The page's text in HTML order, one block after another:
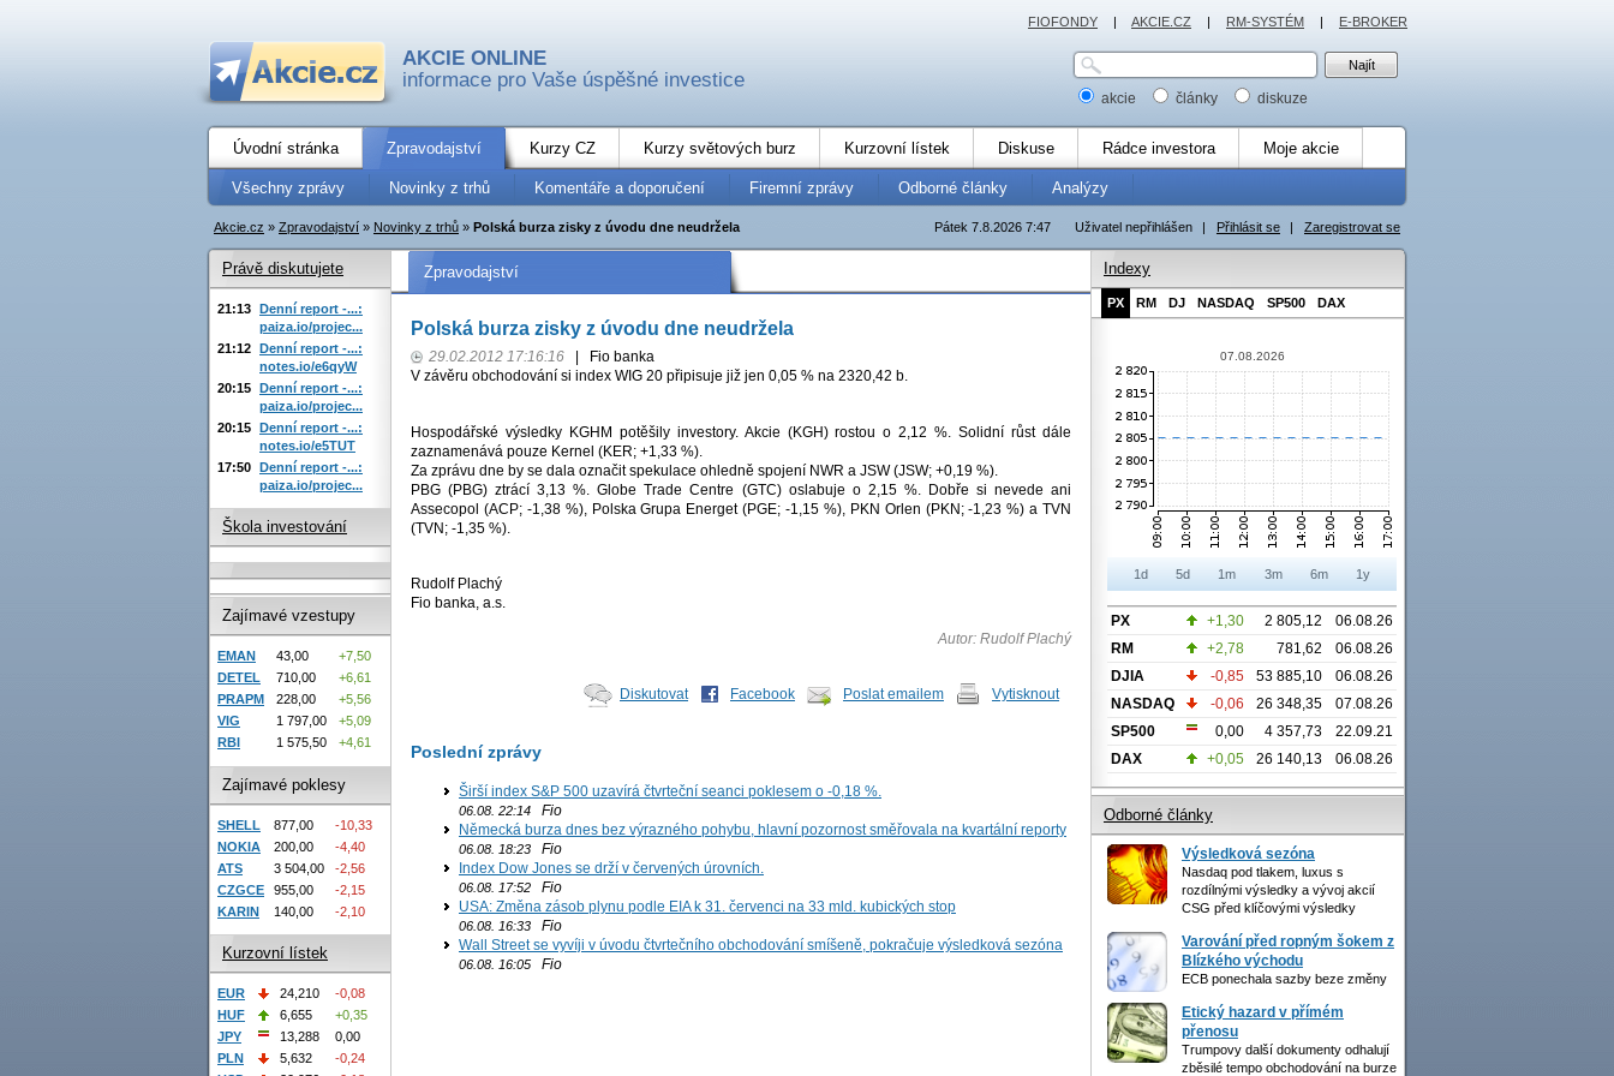
AKCIE ONLINE
informace pro Vaše úspěšné investice
akcie články diskuze
Úvodní stránka Zpravodajství Kurzy CZ Kurzy světových burz Kurzovní lístek Diskuse Rádce investora Moje akcie
Všechny zprávy Novinky z trhů Komentáře a doporučení Firemní zprávy Odborné články Analýzy
Uživatel nepřihlášen | Přihlásit se | Zaregistrovat se
Pátek 7.8.2026 7:47
Akcie.cz » Zpravodajství » Novinky z trhů » Polská burza zisky z úvodu dne neudržela
Zpravodajství
Polská burza zisky z úvodu dne neudržela
29.02.2012 17:16:16
Fio banka
V závěru obchodování si index WIG 20 připisuje již jen 0,05 % na 2320,42 b.
Hospodářské výsledky KGHM potěšily investory. Akcie (KGH) rostou o 2,12 %. Solidní růst dále
zaznamenává pouze Kernel (KER; +1,33 %).
Za zprávu dne by se dala označit spekulace ohledně spojení NWR a JSW (JSW; +0,19 %).
PBG (PBG) ztrácí 3,13 %. Globe Trade Centre (GTC) oslabuje o 2,15 %. Dobře si nevede ani
Assecopol (ACP; -1,38 %), Polska Grupa Energet (PGE; -1,15 %), PKN Orlen (PKN; -1,23 %) a TVN
(TVN; -1,35 %).
Rudolf Plachý
Fio banka, a.s.
Autor: Rudolf Plachý
Diskutovat Facebook Poslat emailem Vytisknout
Poslední zprávy
Širší index S&P 500 uzavírá čtvrteční seanci poklesem o -0,18 %.
06.08. 22:14 Fio
Německá burza dnes bez výrazného pohybu, hlavní pozornost směřovala na kvartální reporty
06.08. 18:23 Fio
Index Dow Jones se drží v červených úrovních.
06.08. 17:52 Fio
USA: Změna zásob plynu podle EIA k 31. červenci na 33 mld. kubických stop
06.08. 16:33 Fio
Wall Street se vyvíji v úvodu čtvrtečního obchodování smíšeně, pokračuje výsledková sezóna
06.08. 16:05 Fio
Právě diskutujete
21:13 Denní report -...:
paiza.io/projec...
21:12 Denní report -...:
notes.io/e6qyW
20:15 Denní report -...:
paiza.io/projec...
20:15 Denní report -...:
notes.io/e5TUT
17:50 Denní report -...:
paiza.io/projec...
Škola investování
Zajímavé vzestupy
EMAN 43,00
+7,50
DETEL
710,00
+6,61
PRAPM
228,00
+5,56
VIG
1 797,00
+5,09
RBI
1 575,50 +4,61
Zajímavé poklesy
SHELL 877,00
-10,33
NOKIA
200,00
-4,40
ATS
3 504,00
-2,56
CZGCE
955,00
-2,15
KARIN
140,00 -2,10
Kurzovní lístek
EUR 24,210
-0,08
HUF
6,655
+0,35
JPY
13,288
0,00
PLN
5,632
-0,24
Indexy
PX RM DJ NASDAQ SP500 DAX
07.08.2026
1d 5d 1m 3m 6m 1y
PX +1,30 2 805,12
06.08.26
RM
+2,78 781,62
06.08.26
DJIA
-0,85 53 885,10
06.08.26
NASDAQ
-0,06 26 348,35
07.08.26
SP500
0,00 4 357,73
22.09.21
DAX
+0,05 26 140,13 06.08.26
Odborné články
Výsledková sezóna
Nasdaq pod tlakem, luxus s
rozdílnými výsledky a vývoj akcií
CSG před klíčovými výsledky
Varování před ropným šokem z
Blízkého východu
ECB ponechala sazby beze změny
Etický hazard v přímém
přenosu
Trumpovy další dokumenty odhalují
zběsilé tempo obchodování na burze
FIOFONDY | AKCIE.CZ | RM-SYSTÉM | E-BROKER